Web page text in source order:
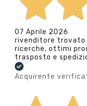
07 Aprile 2026
rivenditore trovato
ricerche, ottimi
trasposto e
Acquirente